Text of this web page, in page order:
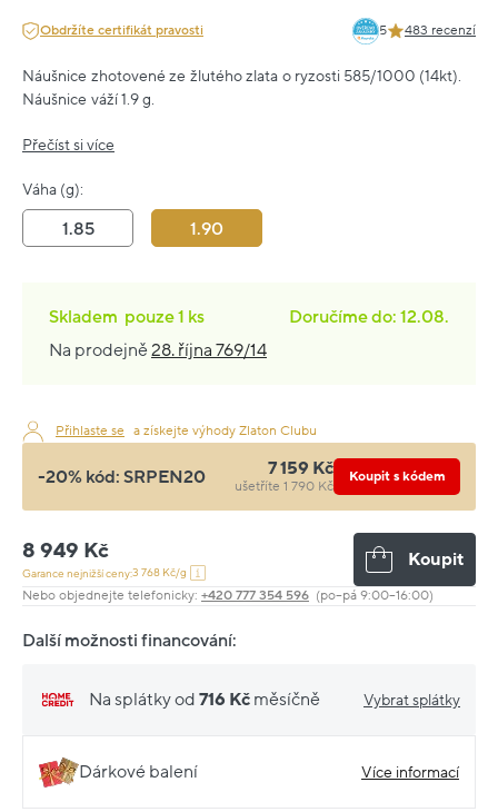
Obdržíte certifikát pravosti 5 483 recenzí
Náušnice zhotovené ze žlutého zlata o ryzosti 585/1000 (14kt).
Náušnice váží 1.9 g.
Přečíst si více
Váha (g):
1.85 1.90
Skladem pouze1 ks
Doručíme do: 12.08.
Na prodejně28. října 769/14
Přihlaste se a získejte výhody Zlaton Clubu
-20% kód: SRPEN20 7 159 Kč
ušetříte 1 790 Kč
Koupit s kódem
8 949 Kč
Garance nejnižší ceny:3 768 Kč/g
Koupit
Nebo objednejte telefonicky: +420 777 354 596 (po–pá 9:00–16:00)
Další možnosti financování:
Na splátky od 716 Kč měsíčně Vybrat splátky
Dárkové balení Více informací